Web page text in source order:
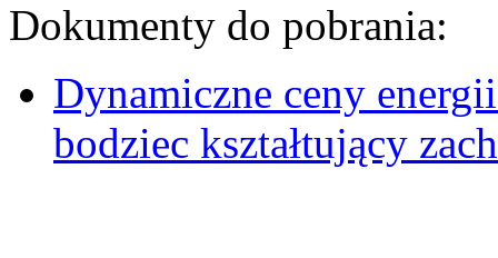
Dokumenty do pobrania:
Dynamiczne ceny
bodziec kształtujący